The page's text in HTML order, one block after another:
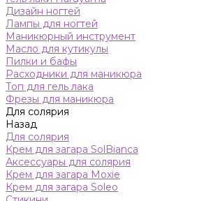
Дизайн ногтей
Лампы для ногтей
Маникюрный инструмент
Масло для кутикулы
Пилки и бафы
Расходники для маникюра
Топ для гель лака
Фрезы для маникюра
Для солярия
Назад
Для солярия
Крем для загара SolBianca
Аксессуары для солярия
Крем для загара Moxie
Крем для загара Soleo